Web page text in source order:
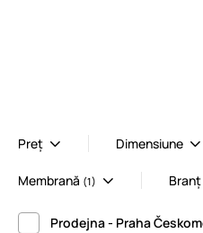
Preț Dimensiune
Membrană (1)
Prodejna - Praha